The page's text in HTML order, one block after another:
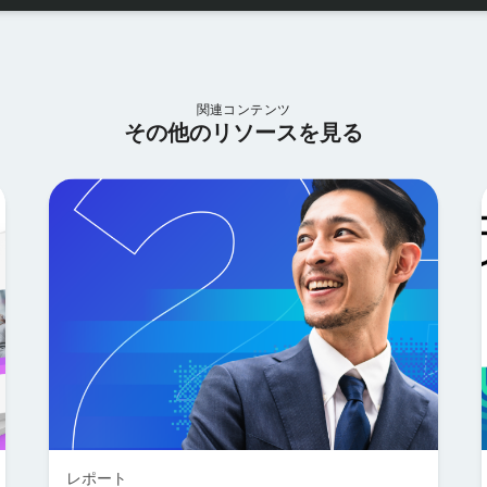
関連コンテンツ
その他のリソースを見る
レポート